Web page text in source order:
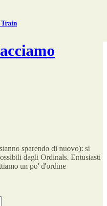
sparendo di nuovo): si
dagli Ordinals. Entusiasti
un po' d'ordine